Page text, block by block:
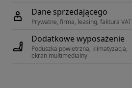
Dane sprzedającego
Prywatne, firma, leasing, faktura VAT
Dodatkowe wyposażenie
Poduszka powietrzna, klimatyzacja,
ekran multimedialny